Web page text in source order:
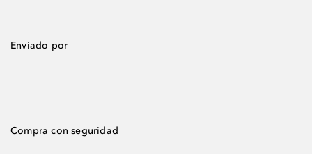
Enviado por
Compra con seguridad